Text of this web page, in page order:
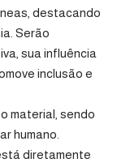
destacando
Serão
sua influência
inclusão e
material, sendo
humano.
diretamente